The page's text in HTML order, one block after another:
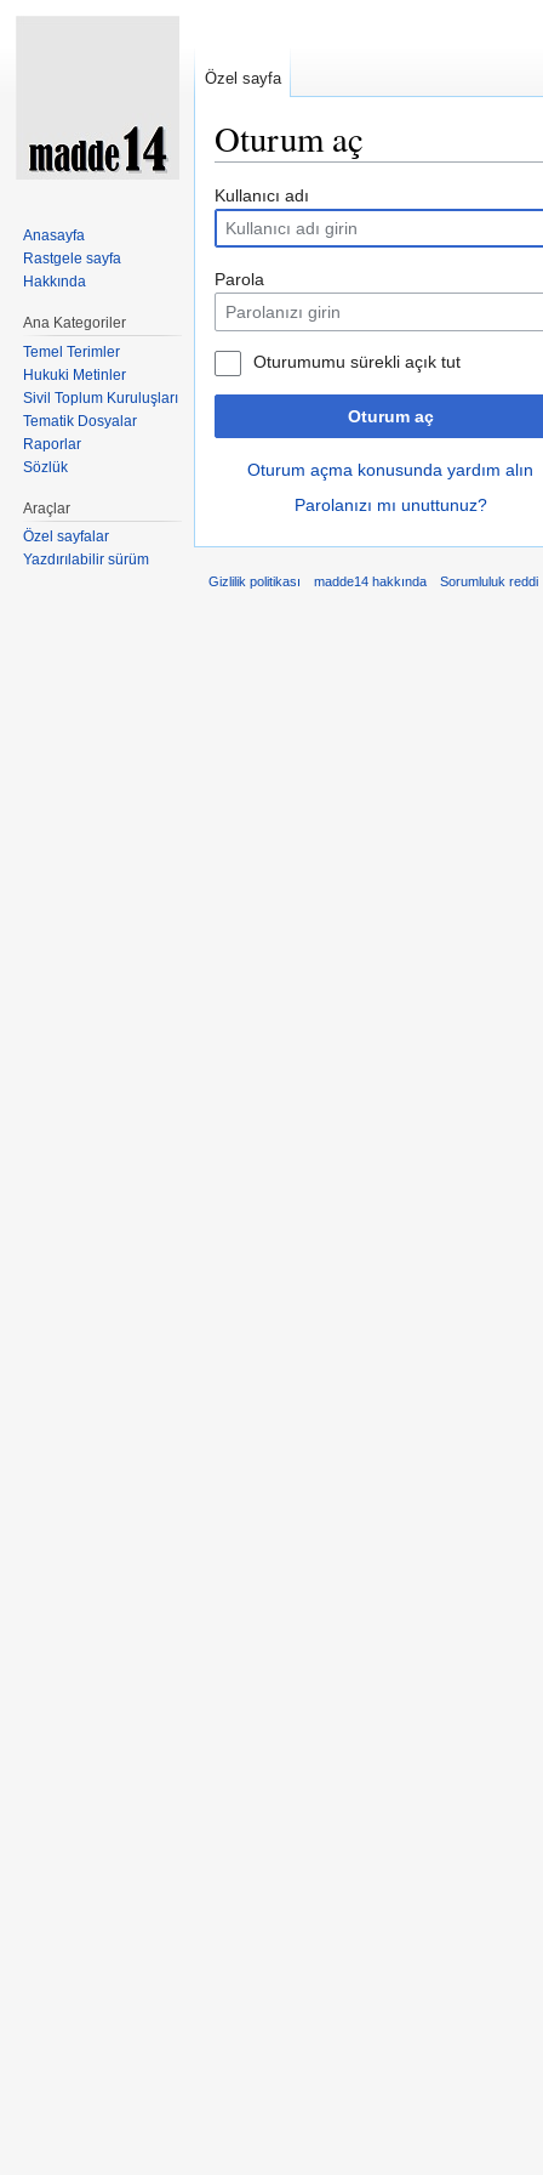
Oturum aç
Kullanıcı adı
Parola
Oturumumu sürekli açık tut
Oturum aç
Oturum açma konusunda yardım alın
Parolanızı mı unuttunuz?
Özel sayfa
Anasayfa
Rastgele sayfa
Hakkında
Ana Kategoriler
Temel Terimler
Hukuki Metinler
Sivil Toplum Kuruluşları
Tematik Dosyalar
Raporlar
Sözlük
Araçlar
Özel sayfalar
Yazdırılabilir sürüm
Gizlilik politikası madde14 hakkında Sorumluluk reddi